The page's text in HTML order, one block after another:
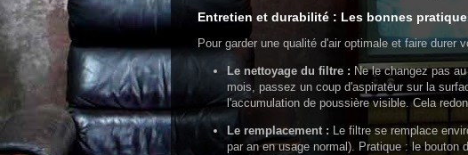
Entretien et durabilité : Les bonnes
Pour garder une qualité d'air optimale et faire durer
Le nettoyage du filtre : Ne le changez pas
mois, passez un coup d'aspirateur sur la
l'accumulation de poussière visible. Cela
Le remplacement : Le filtre se remplace
par an en usage normal). Pratique : le bouton